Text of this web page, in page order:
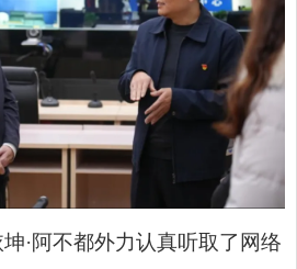
·阿不都外力认真听取了网络